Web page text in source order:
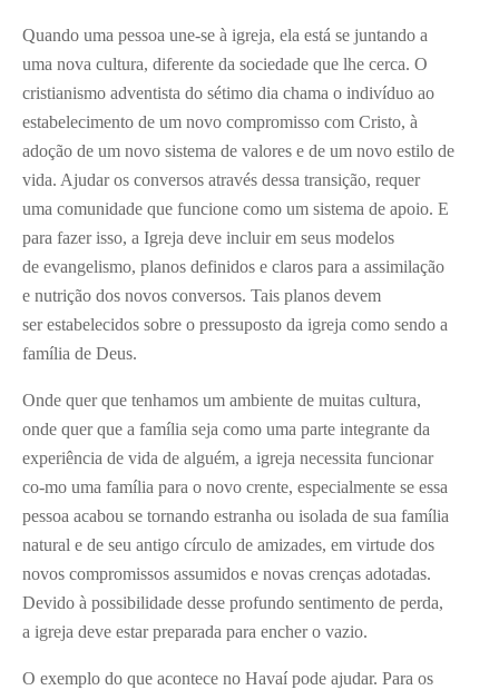
Quando uma pessoa une-se à igreja, ela está se juntando a
uma nova cultura, diferente da sociedade que lhe cerca. O
cristianismo adventista do sétimo dia chama o indivíduo ao
estabelecimento de um novo compromisso com Cristo, à
adoção de um novo sistema de valores e de um novo estilo de
vida. Ajudar os conversos através dessa transição, requer
uma comunidade que funcione como um sistema de apoio. E
para fazer isso, a Igreja deve incluir em seus modelos
de evangelismo, planos definidos e claros para a assimilação
e nutrição dos novos conversos. Tais planos devem
ser estabelecidos sobre o pressuposto da igreja como sendo a
família de Deus.
Onde quer que tenhamos um ambiente de muitas cultura,
onde quer que a família seja como uma parte integrante da
experiência de vida de alguém, a igreja necessita funcionar
co-mo uma família para o novo crente, especialmente se essa
pessoa acabou se tornando estranha ou isolada de sua família
natural e de seu antigo círculo de amizades, em virtude dos
novos compromissos assumidos e novas crenças adotadas.
Devido à possibilidade desse profundo sentimento de perda,
a igreja deve estar preparada para encher o vazio.
O exemplo do que acontece no Havaí pode ajudar. Para os